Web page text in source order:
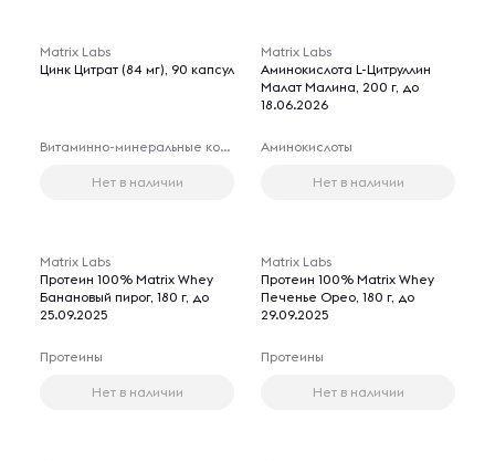
Matrix Labs
Цинк Цитрат (84 мг), 90 капсул
Витаминно-минеральные комплексы
Нет в наличии
Matrix Labs
Аминокислота L-Цитруллин
Малат Малина, 200 г, до
18.06.2026
Аминокислоты
Нет в наличии
Matrix Labs
Протеин 100% Matrix Whey
Банановый пирог, 180 г, до
25.09.2025
Протеины
Нет в наличии
Matrix Labs
Протеин 100% Matrix Whey
Печенье Орео, 180 г, до
29.09.2025
Протеины
Нет в наличии